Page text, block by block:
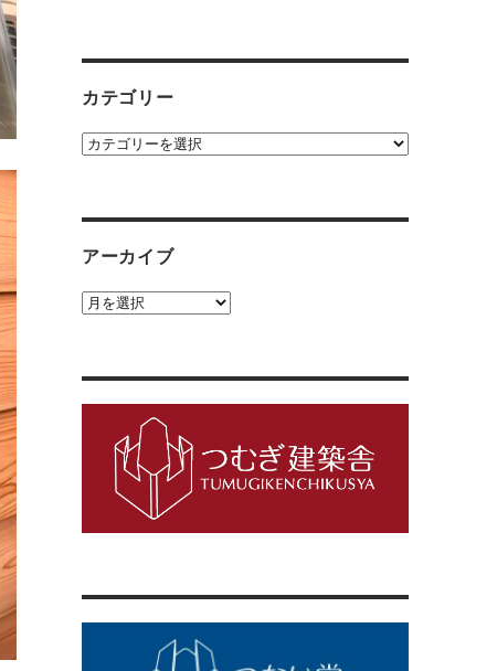
カテゴリー
カ
アーカイブ
ア